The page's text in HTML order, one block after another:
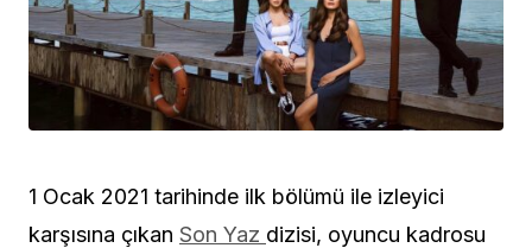
1 Ocak 2021 tarihinde ilk bölümü ile izleyici
karşısına çıkan Son Yaz dizisi, oyuncu kadrosu